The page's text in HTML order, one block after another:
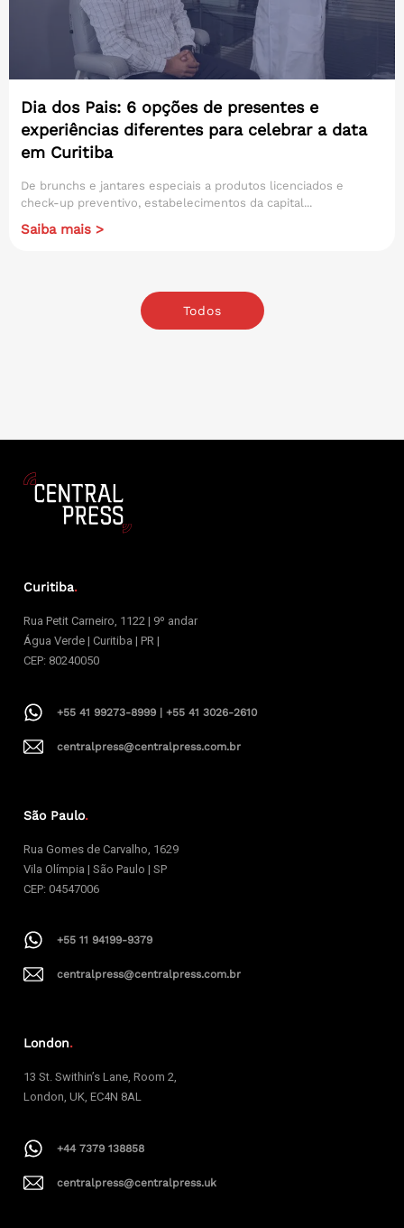
Dia dos Pais: 6 opções de presentes e
experiências diferentes para celebrar a data
em Curitiba
De brunchs e jantares especiais a produtos licenciados e
check-up preventivo, estabelecimentos da capital...
Saiba mais >
Todos
Curitiba.
Rua Petit Carneiro, 1122 | 9º andar
Água Verde | Curitiba | PR |
CEP: 80240050
+55 41 99273-8999 | +55 41 3026-2610
centralpress@centralpress.com.br
São Paulo.
Rua Gomes de Carvalho, 1629
Vila Olímpia | São Paulo | SP
CEP: 04547006
+55 11 94199-9379
centralpress@centralpress.com.br
London.
13 St. Swithin’s Lane, Room 2,
London, UK, EC4N 8AL
+44 7379 138858
centralpress@centralpress.uk